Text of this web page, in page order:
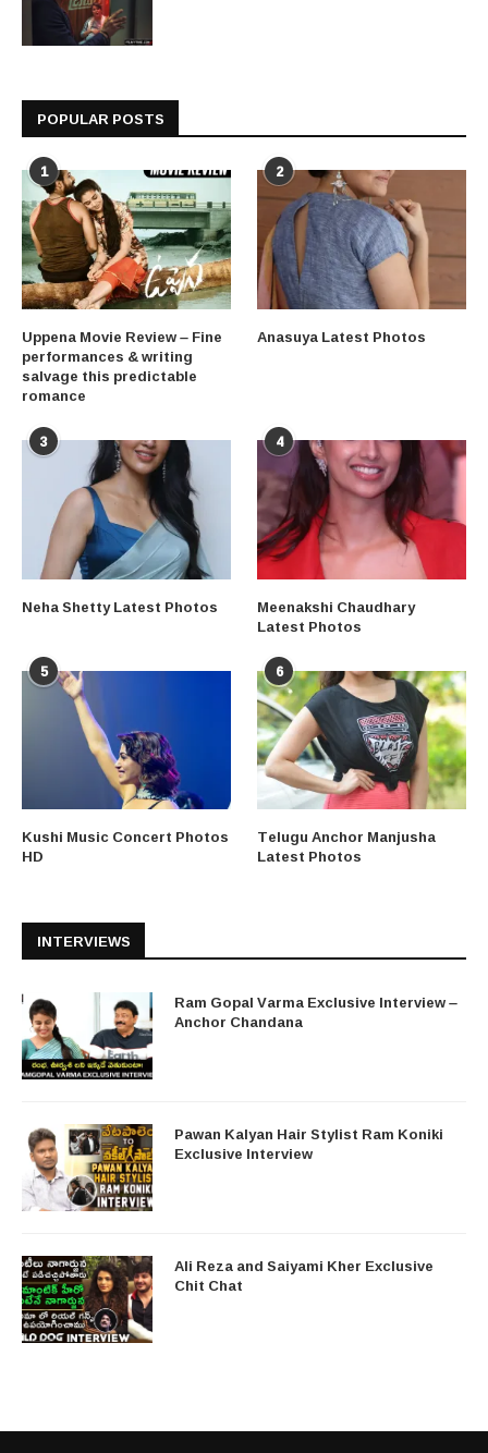
POPULAR POSTS
1
Uppena Movie Review – Fine
performances & writing
salvage this predictable
romance
2
Anasuya Latest Photos
3
Neha Shetty Latest Photos
4
Meenakshi Chaudhary
Latest Photos
5
Kushi Music Concert Photos
HD
6
Telugu Anchor Manjusha
Latest Photos
INTERVIEWS
Ram Gopal Varma Exclusive Interview –
Anchor Chandana
Pawan Kalyan Hair Stylist Ram Koniki
Exclusive Interview
Ali Reza and Saiyami Kher Exclusive
Chit Chat